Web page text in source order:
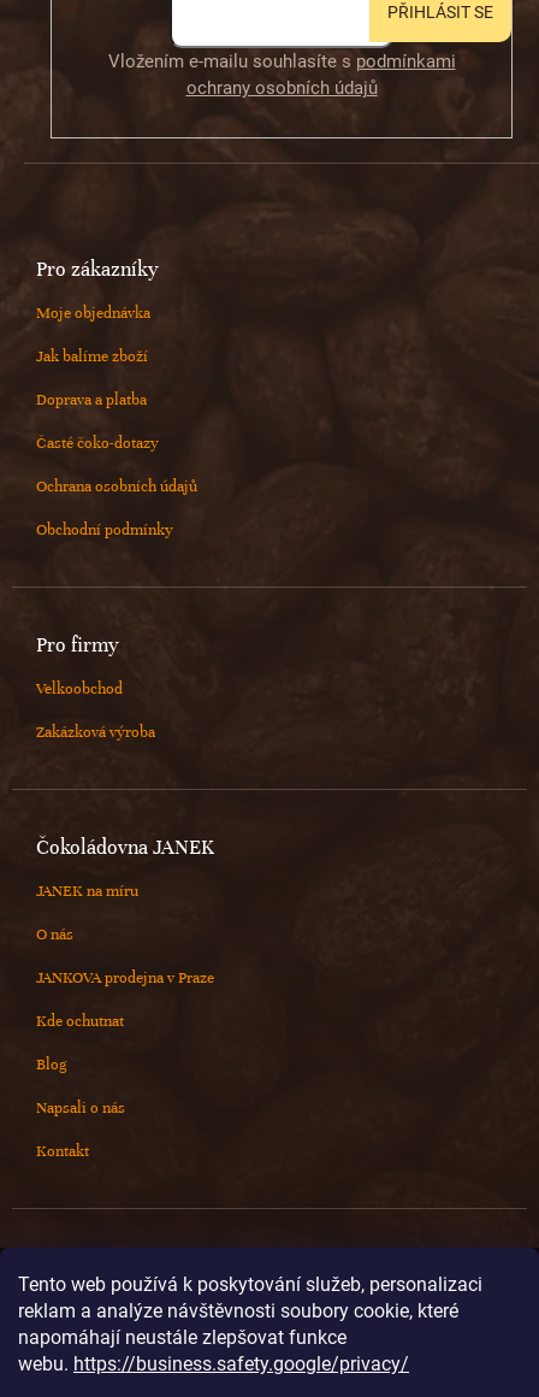
Tento web používá k poskytování služeb, personalizaci
reklam a analýze návštěvnosti soubory cookie, které
napomáhají neustále zlepšovat funkce
webu. https://business.safety.google/privacy/
i
u
Vložením e-mailu souhlasíte s podmínkami
ochrany osobních údajů
PŘIHLÁSIT SE
Pro zákazníky
Moje objednávka
Jak balíme zboží
Doprava a platba
Časté čoko-dotazy
Ochrana osobních údajů
Obchodní podmínky
Pro firmy
Velkoobchod
Zakázková výroba
Čokoládovna JANEK
JANEK na míru
O nás
JANKOVA prodejna v Praze
Kde ochutnat
Blog
Napsali o nás
Kontakt
info@cokoladovnajanek.cz
+420 778 716 678